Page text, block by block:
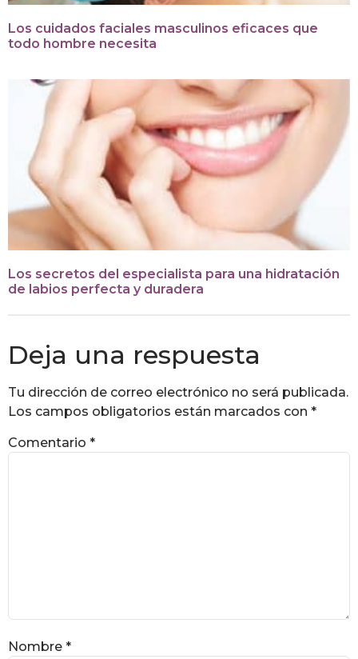
Los cuidados faciales masculinos eficaces que
todo hombre necesita
Los secretos del especialista para una hidratación
de labios perfecta y duradera
Deja una respuesta
Tu dirección de correo electrónico no será publicada.
Los campos obligatorios están marcados con *
Comentario *
Nombre *